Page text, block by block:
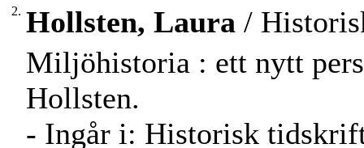
2. Hollsten, Laura /
Miljöhistoria : ett nytt
Hollsten.
- Ingår i: Historisk